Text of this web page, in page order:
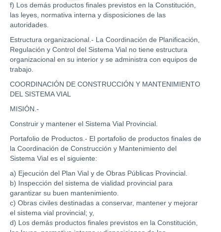
f) Los demás productos finales previstos en la Constitución,
las leyes, normativa interna y disposiciones de las
autoridades.
Estructura organizacional.- La Coordinación de Planificación,
Regulación y Control del Sistema Vial no tiene estructura
organizacional en su interior y se administra con equipos de
trabajo.
COORDINACIÓN DE CONSTRUCCIÓN Y MANTENIMIENTO
DEL SISTEMA VIAL
MISIÓN.-
Construir y mantener el Sistema Vial Provincial.
Portafolio de Productos.- El portafolio de productos finales de
la Coordinación de Construcción y Mantenimiento del
Sistema Vial es el siguiente:
a) Ejecución del Plan Vial y de Obras Públicas Provincial.
b) Inspección del sistema de vialidad provincial para
garantizar su buen mantenimiento.
c) Obras civiles destinadas a conservar, mantener y mejorar
el sistema vial provincial; y,
d) Los demás productos finales previstos en la Constitución,